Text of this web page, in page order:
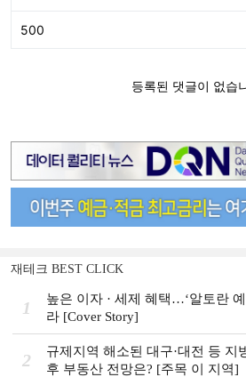
재테크 BEST CLICK
1
높은 이자 · 세제 혜택…‘알토란
라 [Cover Story]
2
규제지역 해소된 대구·대전 등 지
후 부동산 전망은? [주목 이 지역]